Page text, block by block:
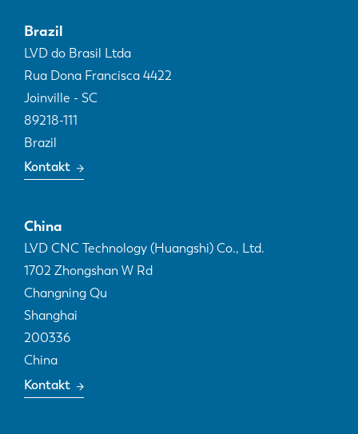
Brazil
LVD do Brasil Ltda
Rua Dona Francisca 4422
Joinville - SC
89218-111
Brazil
Kontakt
China
LVD CNC Technology (Huangshi) Co., Ltd.
1702 Zhongshan W Rd
Changning Qu
Shanghai
200336
China
Kontakt